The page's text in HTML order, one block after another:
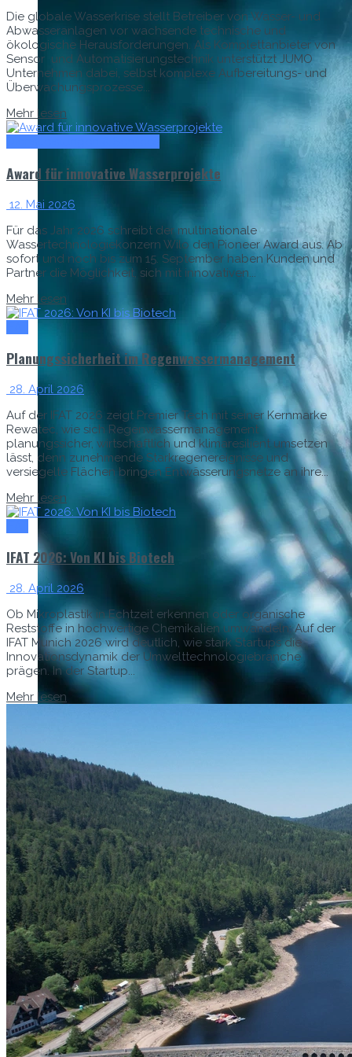
Titel-Thema
Smarte Drucksensorik in Wasserzählern
24. Februar 2026
Als wertvolle Ressource erfordert Trinkwasser einen
Die globale Wasserkrise stellt Betreiber von Wasser- und
Abwasseranlagen vor wachsende technische und
ökologische Herausforderungen. Als Komplettanbieter von
Sensor und Automatisierungstechnik unterstützt JUMO
Unternehmen dabei, selbst komplexe Aufbereitungs- und
Überwachungsprozesse...
Mehr lesen
Award für innovative Wasserprojekte
12. Mai 2026
Für das Jahr 2026 schreibt der multinationale
Wassertechnologiekonzern Wilo den Pioneer Award aus. Ab
sofort und noch bis zum 15. September haben Kunden und
Partner die Möglichkeit, sich mit innovativen...
Mehr lesen
Planungssicherheit im Regenwassermanagement
28. April 2026
Auf der IFAT 2026 zeigt Premier Tech mit seiner Kernmarke
Rewatec, wie sich Regenwassermanagement
planungssicher, wirtschaftlich und klimaresilient umsetzen
lässt, denn zunehmende Starkregenereignisse und
versiegelte Flächen bringen Entwässerungsnetze an ihre...
Mehr lesen
IFAT 2026: Von KI bis Biotech
28. April 2026
Ob Mikroplastik in Echtzeit erkennen oder organische
Reststoffe in hochwertige Chemikalien umwandeln: Auf der
IFAT Munich 2026 wird deutlich, wie stark Startups die
Innovationsdynamik der Umwelttechnologiebranche
prägen. In der Startup...
Mehr lesen